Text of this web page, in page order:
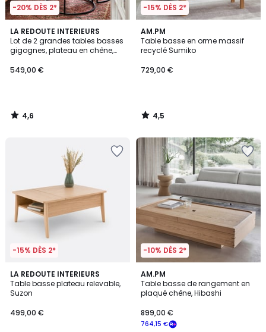
-20% DÈS 2*
LA REDOUTE INTERIEURS
Lot de 2 grandes tables basses
gigognes, plateau en chêne,
549,00 €
4,6
/ 5
4,6
/
-15% DÈS 2*
AM.PM
Table basse en orme massif
recyclé Sumiko
729,00 €
4,5
/ 5
4,5
/
-15% DÈS 2*
LA REDOUTE INTERIEURS
Table basse plateau relevable,
Suzon
499,00 €
4
/
5
-10% DÈS 2*
AM.PM
Table basse de rangement en
plaqué chêne, Hibashi
764,15 €
899,00 €
5
/
5